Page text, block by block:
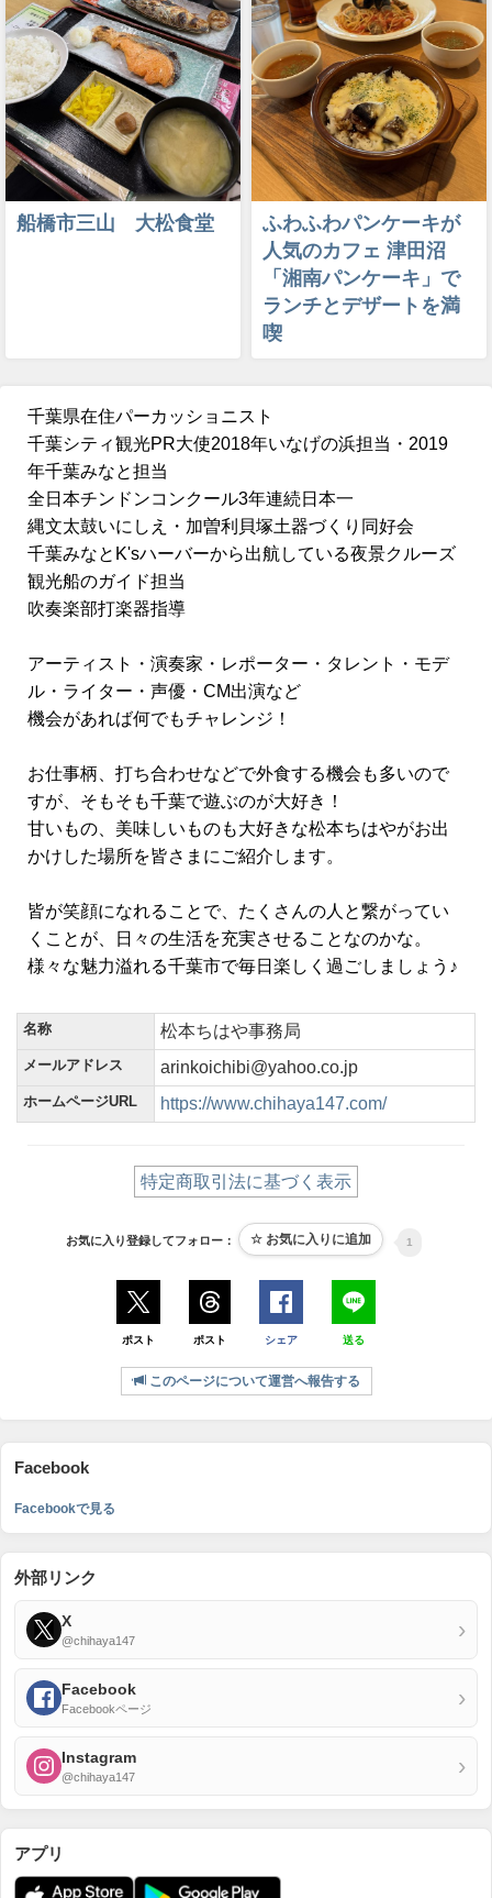
船橋市三山 大松食堂
ふわふわパンケーキが
人気のカフェ 津田沼
「湘南パンケーキ」で
ランチとデザートを満
喫
千葉県在住パーカッショニスト
千葉シティ観光PR大使2018年いなげの浜担当・2019
年千葉みなと担当
全日本チンドンコンクール3年連続日本一
縄文太鼓いにしえ・加曽利貝塚土器づくり同好会
千葉みなとK'sハーバーから出航している夜景クルーズ
観光船のガイド担当
吹奏楽部打楽器指導
アーティスト・演奏家・レポーター・タレント・モデ
ル・ライター・声優・CM出演など
機会があれば何でもチャレンジ！
お仕事柄、打ち合わせなどで外食する機会も多いので
すが、そもそも千葉で遊ぶのが大好き！
甘いもの、美味しいものも大好きな松本ちはやがお出
かけした場所を皆さまにご紹介します。
皆が笑顔になれることで、たくさんの人と繋がってい
くことが、日々の生活を充実させることなのかな。
様々な魅力溢れる千葉市で毎日楽しく過ごしましょう♪
名称 松本ちはや事務局
メールアドレス arinkoichibi@yahoo.co.jp
ホームページURL https://www.chihaya147.com/
特定商取引法に基づく表示
お気に入り登録してフォロー： 1
ポスト ポスト シェア 送る
このページについて運営へ報告する
Facebook
Facebookで見る
外部リンク
X
@chihaya147 ›
Facebook
Facebookページ ›
Instagram
@chihaya147 ›
アプリ